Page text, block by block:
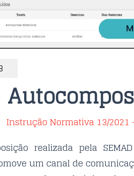
Instrução Normativa 13/2021
realizada pela
um canal de